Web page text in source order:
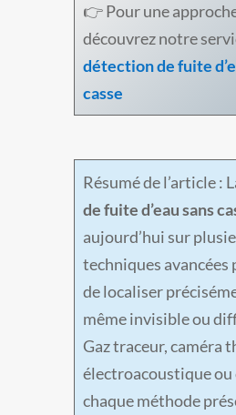
👉 Pour une
découvrez notre
détection de fuite
casse
Résumé de l’article :
de fuite d’eau sans
aujourd’hui sur
techniques
de localiser
même invisible ou
Gaz traceur, caméra
électroacoustique ou
chaque méthode